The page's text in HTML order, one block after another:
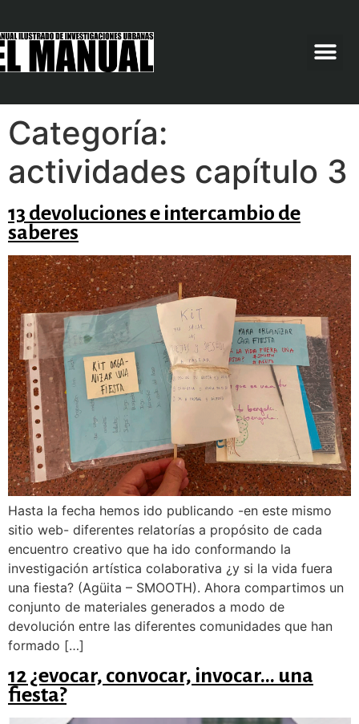
Categoría:
actividades capítulo 3
13 devoluciones e intercambio de
saberes
Hasta la fecha hemos ido publicando -en este mismo
sitio web- diferentes relatorías a propósito de cada
encuentro creativo que ha ido conformando la
investigación artística colaborativa ¿y si la vida fuera
una fiesta? (Agüita – SMOOTH). Ahora compartimos un
conjunto de materiales generados a modo de
devolución entre las diferentes comunidades que han
formado […]
12 ¿evocar, convocar, invocar… una
fiesta?